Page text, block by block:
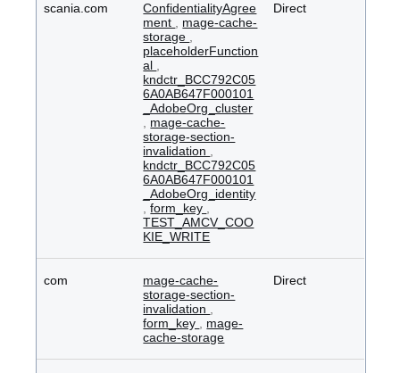
scania.com
ConfidentialityAgree
ment
mage-cache-
storage
placeholderFunction
al
kndctr_BCC792C05
6A0AB647F000101
_AdobeOrg_cluster
mage-cache-
storage-section-
invalidation
kndctr_BCC792C05
6A0AB647F000101
_AdobeOrg_identity
,form_key
TEST_AMCV_COO
KIE_WRITE
Direct
com
mage-cache-
storage-section-
invalidation
form_key
mage-
cache-storage
Direct